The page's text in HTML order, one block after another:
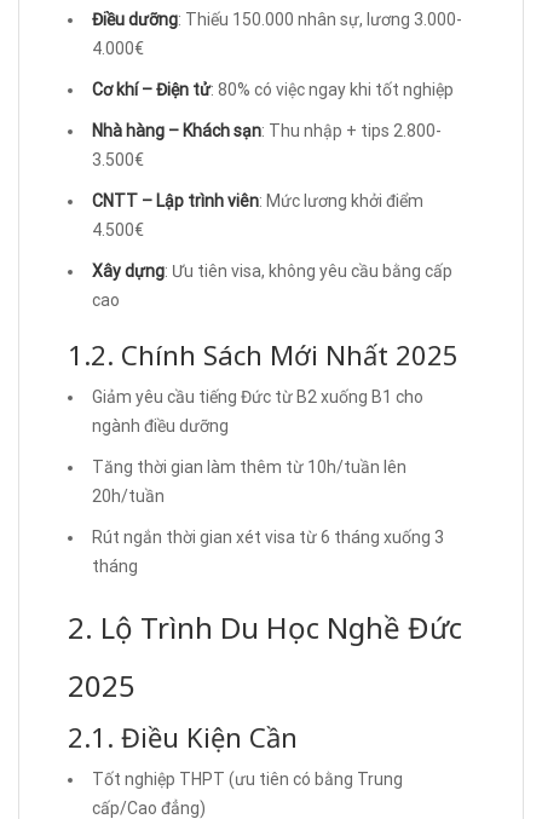
Điều dưỡng: Thiếu 150.000 nhân sự, lương 3.000-
4.000€
Cơ khí – Điện tử: 80% có việc ngay khi tốt nghiệp
Nhà hàng – Khách sạn: Thu nhập + tips 2.800-
3.500€
CNTT – Lập trình viên: Mức lương khởi điểm
4.500€
Xây dựng: Ưu tiên visa, không yêu cầu bằng cấp
cao
1.2. Chính Sách Mới Nhất 2025
Giảm yêu cầu tiếng Đức từ B2 xuống B1 cho
ngành điều dưỡng
Tăng thời gian làm thêm từ 10h/tuần lên
20h/tuần
Rút ngắn thời gian xét visa từ 6 tháng xuống 3
tháng
2. Lộ Trình Du Học Nghề Đức
2025
2.1. Điều Kiện Cần
Tốt nghiệp THPT (ưu tiên có bằng Trung
cấp/Cao đẳng)